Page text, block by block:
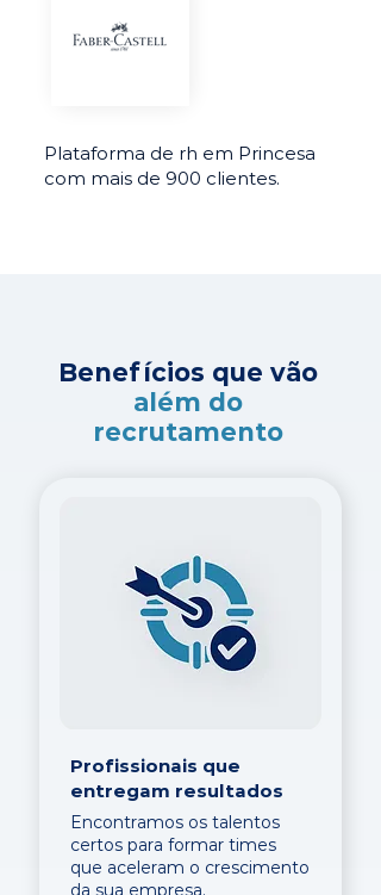
Plataforma de rh em Princesa
com mais de 900 clientes.
Benefícios que vão
além do
recrutamento
Profissionais que
entregam resultados
Encontramos os talentos
certos para formar times
que aceleram o crescimento
da sua empresa.